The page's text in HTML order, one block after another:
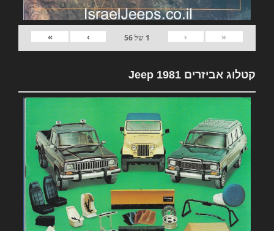
«
‹
1 של56
›
»
קטלוג אביזרים 1981 Jeep